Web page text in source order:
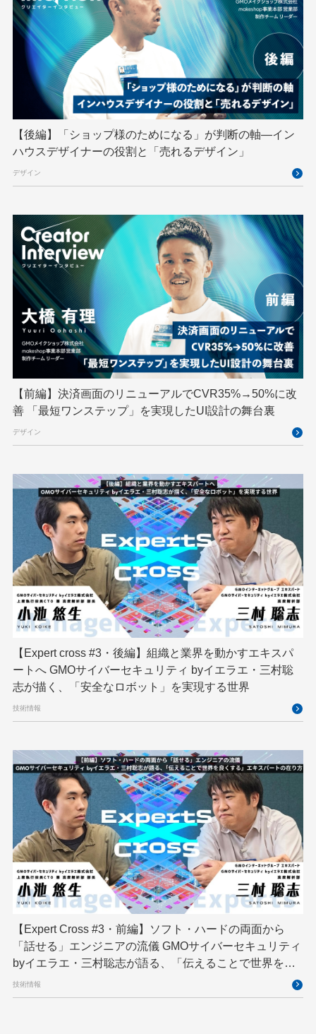
SECCON Selenium Spectrum Tokyo Meetup
splunk SRE Takumi byGMO Terraform
TypeScript UI/UX vibe VLA
VS Code XSS ZTNA
アドベントカレンダー イベントレポート
インターンシップ インハウス お名前.com
クリエイターインタビュー
サイバーセキュリティ サマーインターン スクラム
スパム対策 スペシャリスト セキュリティ
ソフトウェアサプライチェーン チームビルディング
デザイン ネットのセキュリティもGMO
ハーネスエンジニアリング バックエンド
ヒューマノイド ヒューマノイドロボット
フィジカルAI プログラミング教育
ブロックチェーン フロントエンド ペアリング暗号
ゆめみらいワーク
京大ミートアップ 京都大学 人型ロボット
人工知能 人工知能学会 国際ロボット展
国際標準化 多拠点開発 大阪公立大学
宮崎オフィス 強化学習 応用
技育プロジェクト 技術広報 技術書典
拡張知能 新卒 新卒研修 映像
映像クリエイター 暗号 業務効率化
機械学習 決済 生成AI 産学連携
研究開発 耐量子暗号 脆弱性診断
【後編】「ショップ様のためになる」が判断の軸―イン
ハウスデザイナーの役割と「売れるデザイン」
デザイン
【前編】決済画面のリニューアルでCVR35%→50%に改
善 「最短ワンステップ」を実現したUI設計の舞台裏
デザイン
【Expert cross #3・後編】組織と業界を動かすエキスパ
ートへ GMOサイバーセキュリティ byイエラエ・三村聡
志が描く、「安全なロボット」を実現する世界
技術情報
【Expert Cross #3・前編】ソフト・ハードの両面から
「話せる」エンジニアの流儀 GMOサイバーセキュリティ
byイエラエ・三村聡志が語る、「伝えることで世界を良
くする」エキスパートの在り方
技術情報